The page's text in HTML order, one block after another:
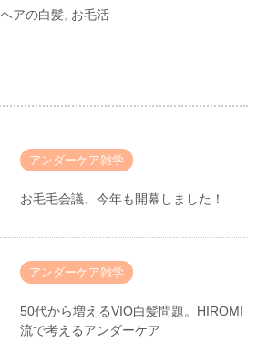
アの白髪, お毛活
アンダーケア雑学
お毛毛会議、今年も開幕しました！
アンダーケア雑学
50代から増えるVIO白髪問題。HIROMI
流で考えるアンダーケア